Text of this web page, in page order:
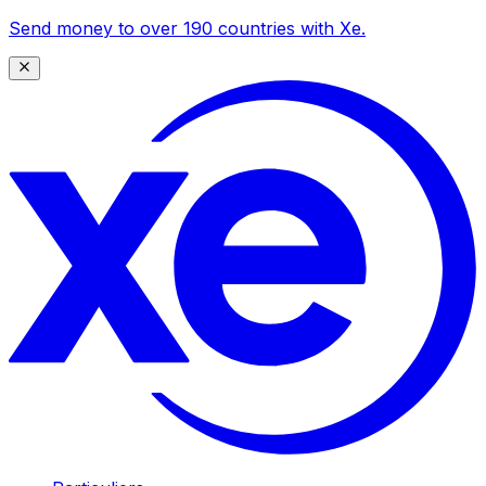
Send money to over 190 countries with Xe.